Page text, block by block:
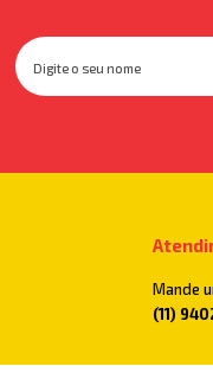
Mande
(11)